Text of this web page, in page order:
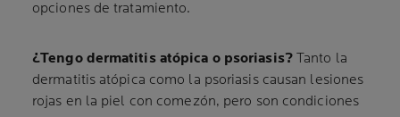
opciones de tratamiento.
¿Tengo dermatitis atópica o psoriasis?Tanto la
dermatitis atópica como la psoriasis causan lesiones
rojas en la piel con comezón, pero son condiciones